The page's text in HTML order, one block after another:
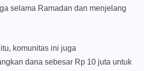
selama Ramadan dan menjelang
komunitas ini juga
dana sebesar Rp 10 juta untuk